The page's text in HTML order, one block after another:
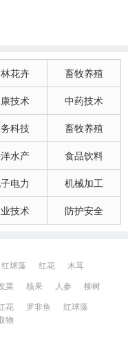
花卉 畜牧养殖
技术 中药技术
科技 畜牧养殖
水产 食品饮料
电力 机械加工
技术 防护安全
红球藻 红花
木耳
养鸭 芒果 芹菜
菜 核果 人参
柳树
红花 柳树
发菜
百姓网
花 罗非鱼
红球藻
物